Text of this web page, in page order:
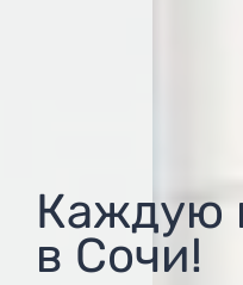
Каждую
в Сочи!